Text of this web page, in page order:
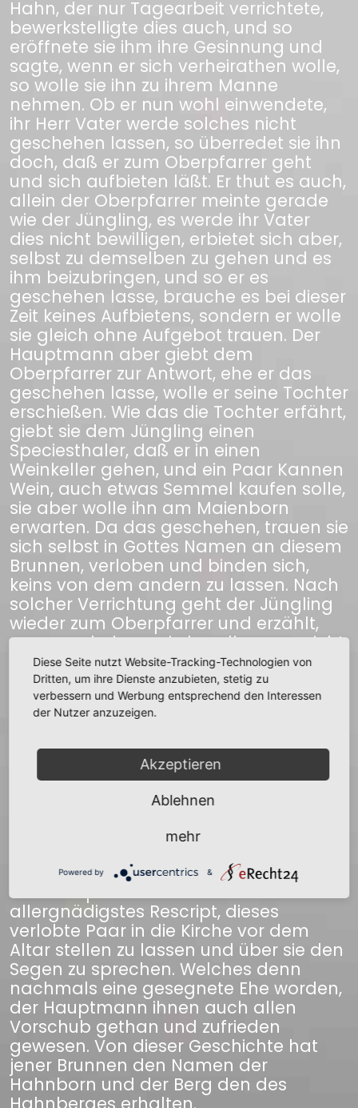
Hahn, der nur Tagearbeit verrichtete,
bewerkstelligte dies auch, und so
eröffnete sie ihm ihre Gesinnung und
sagte, wenn er sich verheirathen wolle,
so wolle sie ihn zu ihrem Manne
nehmen. Ob er nun wohl einwendete,
ihr Herr Vater werde solches nicht
geschehen lassen, so überredet sie ihn
doch, daß er zum Oberpfarrer geht
und sich aufbieten läßt. Er thut es auch,
allein der Oberpfarrer meinte gerade
wie der Jüngling, es werde ihr Vater
dies nicht bewilligen, erbietet sich aber,
selbst zu demselben zu gehen und es
ihm beizubringen, und so er es
geschehen lasse, brauche es bei dieser
Zeit keines Aufbietens, sondern er wolle
sie gleich ohne Aufgebot trauen. Der
Hauptmann aber giebt dem
Oberpfarrer zur Antwort, ehe er das
geschehen lasse, wolle er seine Tochter
erschießen. Wie das die Tochter erfährt,
giebt sie dem Jüngling einen
Speciesthaler, daß er in einen
Weinkeller gehen, und ein Paar Kannen
Wein, auch etwas Semmel kaufen solle,
sie aber wolle ihn am Maienborn
erwarten. Da das geschehen, trauen sie
sich selbst in Gottes Namen an diesem
Brunnen, verloben und binden sich,
keins von dem andern zu lassen. Nach
solcher Verrichtung geht der Jüngling
wieder zum Oberpfarrer und erzählt,
was geschehen sei, derselbe verspricht
ihm, er wolle deshalb Bericht an das
Oberconsistorium erstatten, und sollten
sie die Antwort bald hören. Darauf
bekommt der Hauptmann den
Lebensstrafe sich nicht an seiner
Tochter zu vergreifen, es sei vor Gott ein
Mensch so gut als der andere, er solle
ohnedem bei dieser Zeit das Heirathen
vorhanden wären. Zugleich bekömmt
der Oberpfarrer auch ein
allergnädigstes Rescript, dieses
verlobte Paar in die Kirche vor dem
Altar stellen zu lassen und über sie den
Segen zu sprechen. Welches denn
nachmals eine gesegnete Ehe worden,
der Hauptmann ihnen auch allen
Vorschub gethan und zufrieden
gewesen. Von dieser Geschichte hat
jener Brunnen den Namen der
Hahnborn und der Berg den des
Diese Seite nutzt Website-Tracking-Technologien von
Dritten, um ihre Dienste anzubieten, stetig zu
verbessern und Werbung entsprechend den Interessen
der Nutzer anzuzeigen.
Akzeptieren
Ablehnen
mehr
Powered by &